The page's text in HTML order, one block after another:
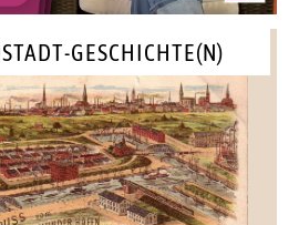
GESCHICHTE(N)